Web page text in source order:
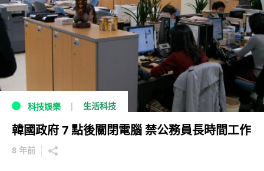
科技娛樂 生活科技
韓國政府 7 點後關閉電腦 禁公務員長時間工作
8 年前